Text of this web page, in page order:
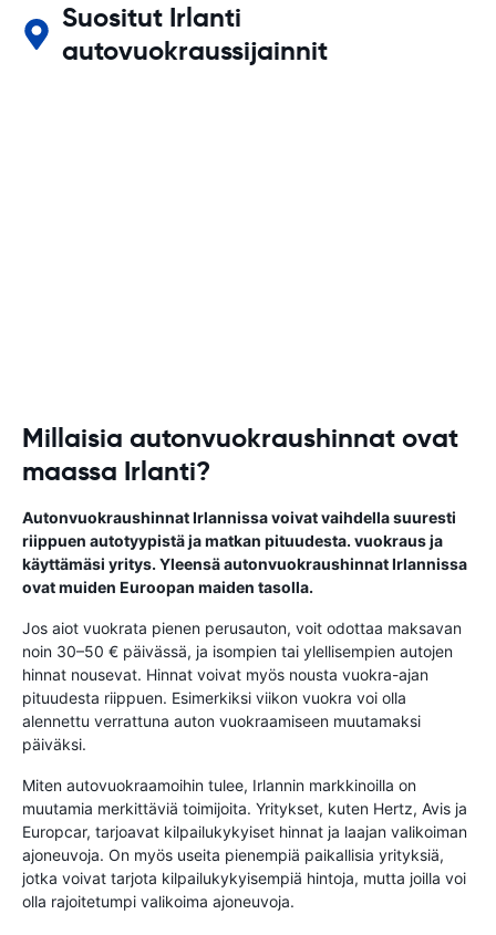
Suositut Irlanti
autovuokraussijainnit
Millaisia autonvuokraushinnat ovat
maassa Irlanti?
Autonvuokraushinnat Irlannissa voivat vaihdella suuresti
riippuen autotyypistä ja matkan pituudesta. vuokraus ja
käyttämäsi yritys. Yleensä autonvuokraushinnat Irlannissa
ovat muiden Euroopan maiden tasolla.
Jos aiot vuokrata pienen perusauton, voit odottaa maksavan
noin 30–50 € päivässä, ja isompien tai ylellisempien autojen
hinnat nousevat. Hinnat voivat myös nousta vuokra-ajan
pituudesta riippuen. Esimerkiksi viikon vuokra voi olla
alennettu verrattuna auton vuokraamiseen muutamaksi
päiväksi.
Miten autovuokraamoihin tulee, Irlannin markkinoilla on
muutamia merkittäviä toimijoita. Yritykset, kuten Hertz, Avis ja
Europcar, tarjoavat kilpailukykyiset hinnat ja laajan valikoiman
ajoneuvoja. On myös useita pienempiä paikallisia yrityksiä,
jotka voivat tarjota kilpailukykyisempiä hintoja, mutta joilla voi
olla rajoitetumpi valikoima ajoneuvoja.